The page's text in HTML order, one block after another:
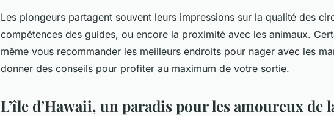
Les plongeurs partagent souvent leurs impressions sur la qualité des
compétences des guides, ou encore la proximité avec les animaux.
même vous recommander les meilleurs endroits pour nager avec les
donner des conseils pour profiter au maximum de votre sortie.
L’île d’Hawaii, un paradis pour les amoureux de